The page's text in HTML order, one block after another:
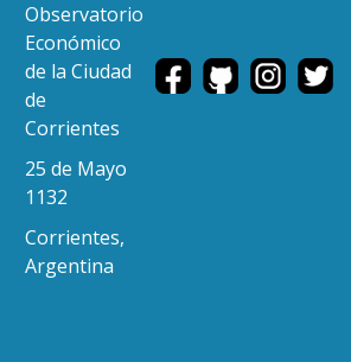
Observatorio
Económico
de la Ciudad
de
Corrientes
25 de Mayo
1132
Corrientes,
Argentina